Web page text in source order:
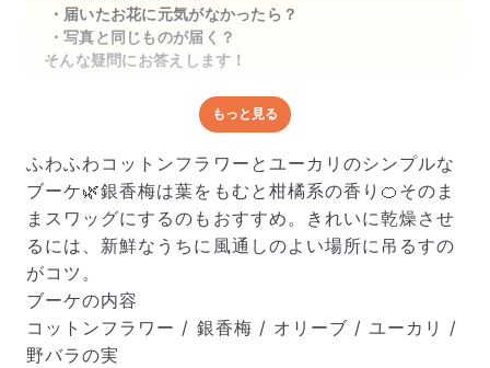
届いたお花に元気がなかったら？
写真と同じものが届く？
そんな疑問にお答えします！
どんな梱包で届くの？
出荷前に水揚げ（花が水を吸いやすくなる処理）を施
し、専用ボックスに丁寧に梱包してお届けしています。
きゅっとまとめられて一見窮屈そうに見えますが、輸送
中の衝撃による折れや擦れを軽減する効果があります。
もっと見る
ふわふわコットンフラワーとユーカリのシンプルな
ブーケ🌿銀香梅は葉をもむと柑橘系の香り🍊そのま
まスワッグにするのもおすすめ。きれいに乾燥させ
るには、新鮮なうちに風通しのよい場所に吊るすの
がコツ。
ブーケの内容
コットンフラワー / 銀香梅 / オリーブ / ユーカリ /
野バラの実